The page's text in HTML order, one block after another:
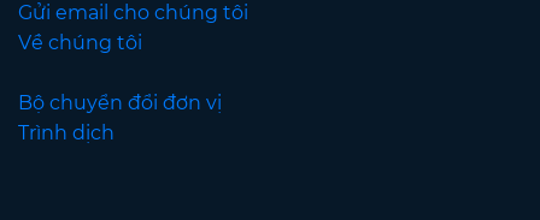
Gửi email cho chúng tôi
Về chúng tôi
Bộ chuyển đổi đơn vị
Trình dịch